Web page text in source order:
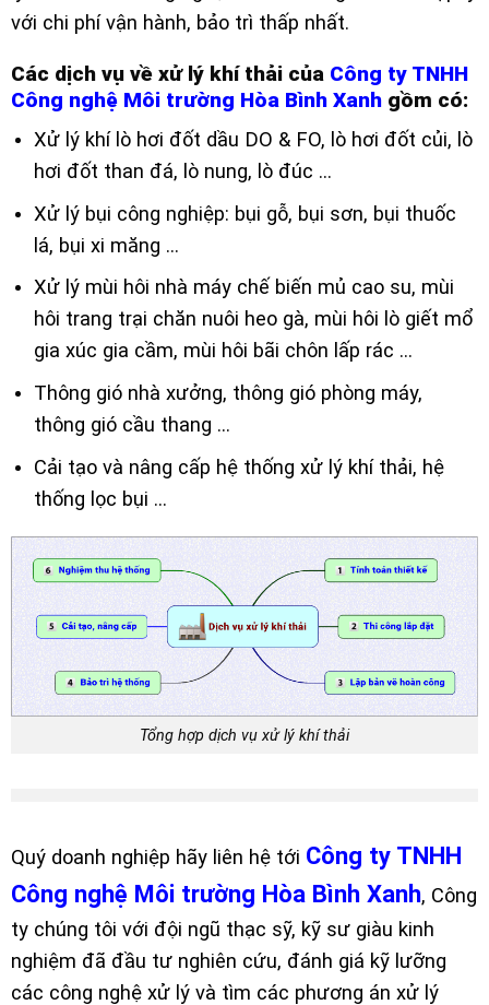
với chi phí vận hành, bảo trì thấp nhất.
Các dịch vụ về xử lý khí thải của Công ty TNHH
Công nghệ Môi trường Hòa Bình Xanhgồm có:
Xử lý khí lò hơi đốt dầu DO & FO, lò hơi đốt củi, lò
hơi đốt than đá, lò nung, lò đúc …
Xử lý bụi công nghiệp: bụi gỗ, bụi sơn, bụi thuốc
lá, bụi xi măng …
Xử lý mùi hôi nhà máy chế biến mủ cao su, mùi
hôi trang trại chăn nuôi heo gà, mùi hôi lò giết mổ
gia xúc gia cầm, mùi hôi bãi chôn lấp rác …
Thông gió nhà xưởng, thông gió phòng máy,
thông gió cầu thang …
Cải tạo và nâng cấp hệ thống xử lý khí thải, hệ
thống lọc bụi …
Tổng hợp dịch vụ xử lý khí thải
Quý doanh nghiệp hãy liên hệ tới Công ty TNHH
Công nghệ Môi trường Hòa Bình Xanh, Công
ty chúng tôi với đội ngũ thạc sỹ, kỹ sư giàu kinh
nghiệm đã đầu tư nghiên cứu, đánh giá kỹ lưỡng
các công nghệ xử lý và tìm các phương án xử lý